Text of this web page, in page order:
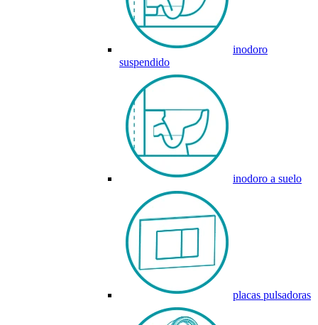
inodoro
suspendido
inodoro a suelo
placas pulsadoras